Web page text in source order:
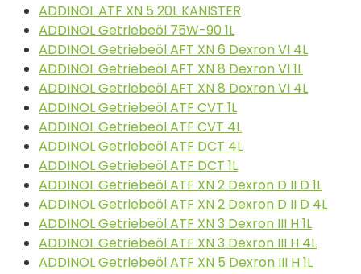
ADDINOL ATF XN 5 20L KANISTER
ADDINOL Getriebeöl 75W-90 1L
ADDINOL Getriebeöl AFT XN 6 Dexron VI 4L
ADDINOL Getriebeöl AFT XN 8 Dexron VI 1L
ADDINOL Getriebeöl AFT XN 8 Dexron VI 4L
ADDINOL Getriebeöl ATF CVT 1L
ADDINOL Getriebeöl ATF CVT 4L
ADDINOL Getriebeöl ATF DCT 4L
ADDINOL Getriebeöl ATF DCT 1L
ADDINOL Getriebeöl ATF XN 2 Dexron D II D 1L
ADDINOL Getriebeöl ATF XN 2 Dexron D II D 4L
ADDINOL Getriebeöl ATF XN 3 Dexron III H 1L
ADDINOL Getriebeöl ATF XN 3 Dexron III H 4L
ADDINOL Getriebeöl ATF XN 5 Dexron III H 1L